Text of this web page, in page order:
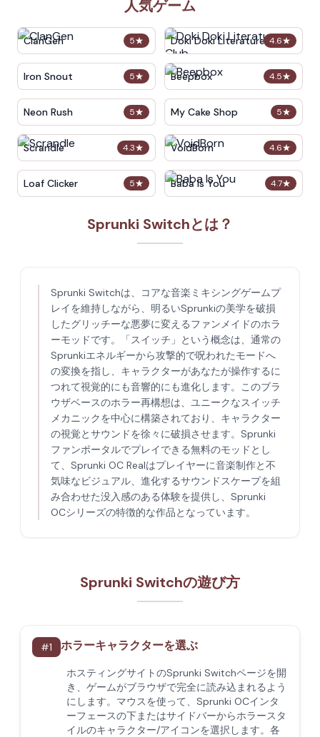
人気ゲーム
5★
ClanGen 4.6★
Doki Doki Literature Club
5★
Iron Snout 4.5★
Beepbox
5★
Neon Rush 5★
My Cake Shop
4.3★
Scrandle 4.6★
VoidBorn
5★
Loaf Clicker 4.7★
Baba Is You
Sprunki Switchとは？
Sprunki Switchは、コアな音楽ミキシングゲームプ
レイを維持しながら、明るいSprunkiの美学を破損
したグリッチーな悪夢に変えるファンメイドのホラ
ーモッドです。「スイッチ」という概念は、通常の
Sprunkiエネルギーから攻撃的で呪われたモードへ
の変換を指し、キャラクターがあなたが操作するに
つれて視覚的にも音響的にも進化します。このブラ
ウザベースのホラー再構想は、ユニークなスイッチ
メカニックを中心に構築されており、キャラクター
の視覚とサウンドを徐々に破損させます。Sprunki
ファンポータルでプレイできる無料のモッドとし
て、Sprunki OC Realはプレイヤーに音楽制作と不
気味なビジュアル、進化するサウンドスケープを組
み合わせた没入感のある体験を提供し、Sprunki
OCシリーズの特徴的な作品となっています。
Sprunki Switchの遊び方
#1 ホラーキャラクターを選ぶ
ホスティングサイトのSprunki Switchページを開
き、ゲームがブラウザで完全に読み込まれるよう
にします。マウスを使って、Sprunki OCインタ
ーフェースの下またはサイドバーからホラースタ
イルのキャラクター/アイコンを選択します。各